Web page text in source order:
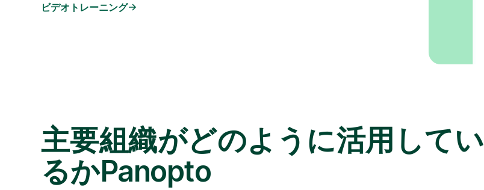
ビデオトレーニング
主要組織がどのように活用してい
るかPanopto